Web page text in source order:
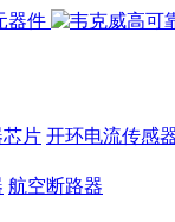
芯片 开环电流传感
航空断路器